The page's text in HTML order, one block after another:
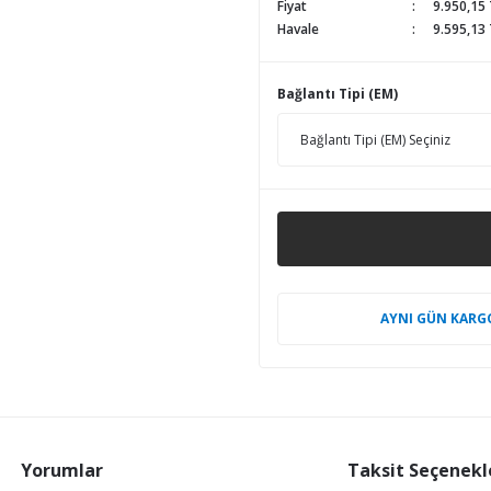
Fiyat
9.950,15
Havale
9.595,13
Bağlantı Tipi (EM)
AYNI GÜN
Yorumlar Taksit